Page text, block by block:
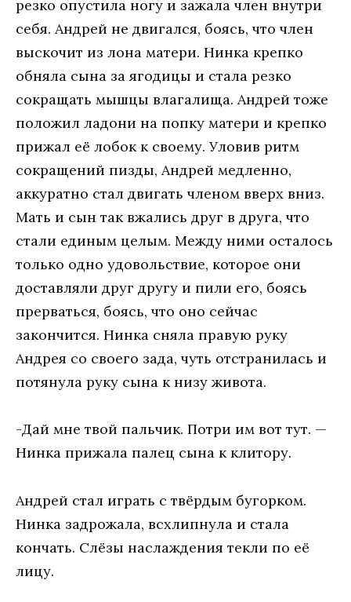
резко опустила ногу и зажала член внутри
себя. Андрей не двигался, боясь, что член
выскочит из лона матери. Нинка крепко
обняла сына за ягодицы и стала резко
сокращать мышцы влагалища. Андрей тоже
положил ладони на попку матери и крепко
прижал её лобок к своему. Уловив ритм
сокращений пизды, Андрей медленно,
аккуратно стал двигать членом вверх вниз.
Мать и сын так вжались друг в друга, что
стали единым целым. Между ними осталось
только одно удовольствие, которое они
доставляли друг другу и пили его, боясь
прерваться, боясь, что оно сейчас
закончится. Нинка сняла правую руку
Андрея со своего зада, чуть отстранилась и
потянула руку сына к низу живота.
-Дай мне твой пальчик. Потри им вот тут. —
Нинка прижала палец сына к клитору.
Андрей стал играть с твёрдым бугорком.
Нинка задрожала, всхлипнула и стала
кончать. Слёзы наслаждения текли по её
лицу.